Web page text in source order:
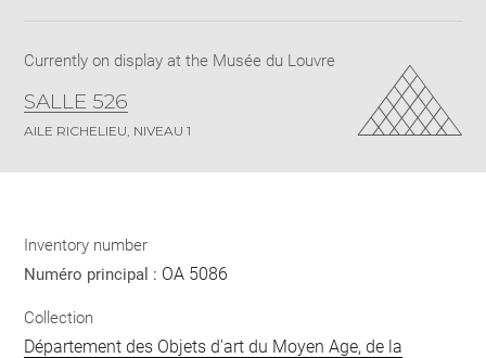
Currently on display at the Musée du Louvre
SALLE 526
AILE RICHELIEU, NIVEAU 1
Inventory number
Numéro principal : OA 5086
Collection
Département des Objets d'art du Moyen Age, de la